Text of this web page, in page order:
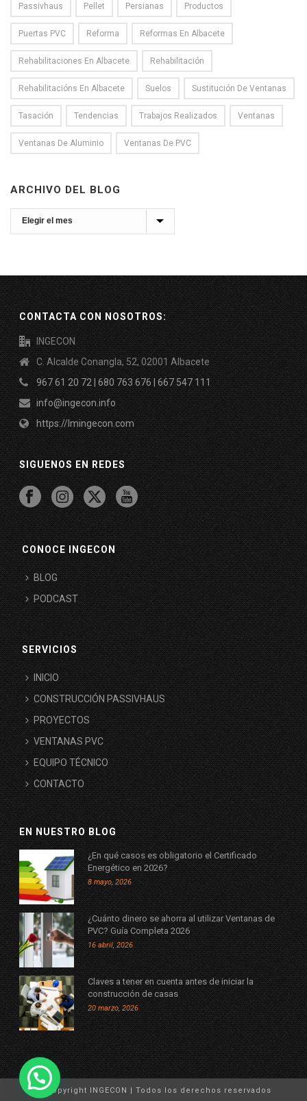
Passivhaus Pellet Persianas Productos
Puertas PVC Reforma Reformas En Albacete
Rehabilitaciones En Albacete Rehabilitación
Rehabilitacións En Albacete Suelos Sustitución De Ventanas
Tasación Tendencias Trabajos Realizados Ventanas
Ventanas De Aluminio Ventanas De PVC
ARCHIVO DEL BLOG
CONTACTA CON NOSOTROS:
INGECON
C. Alcalde Conangla, 52, 02001 Albacete
967 61 20 72 | 680 763 676 | 667 547 111
info@ingecon.info
https://lmingecon.com
SIGUENOS EN REDES
CONOCE INGECON
BLOG
PODCAST
SERVICIOS
INICIO
CONSTRUCCIÓN PASSIVHAUS
PROYECTOS
VENTANAS PVC
EQUIPO TÉCNICO
CONTACTO
EN NUESTRO BLOG
¿En qué casos es obligatorio el Certificado
Energético en 2026?
8 mayo, 2026
¿Cuánto dinero se ahorra al utilizar Ventanas de
PVC? Guía Completa 2026
16 abril, 2026
Claves a tener en cuenta antes de iniciar la
construcción de casas
20 marzo, 2026
© Copyright INGECON | Todos los derechos reservados